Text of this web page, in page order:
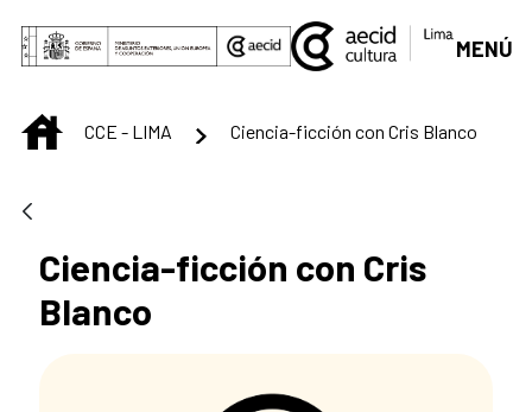
Saltar al contenido principal
MENÚ
INICIOCCE - LIMA Ciencia-ficción con Cris Blanco
Ciencia-ficción con Cris
Blanco